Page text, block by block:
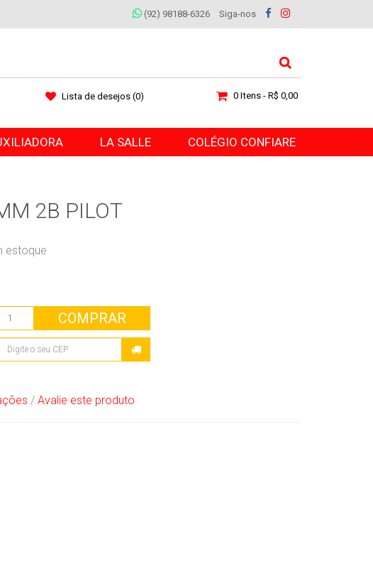
(92) 98188-6326 Siga-nos
Lista de desejos (0) 0 Itens - R$ 0,00
LA SALLE COLÉGIO CONFIARE
2B PILOT
estoque
COMPRAR
/ Avalie este produto